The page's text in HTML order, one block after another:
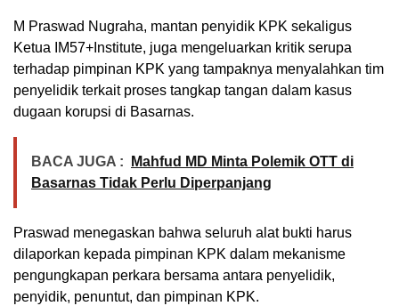
M Praswad Nugraha, mantan penyidik KPK sekaligus
Ketua IM57+Institute, juga mengeluarkan kritik serupa
terhadap pimpinan KPK yang tampaknya menyalahkan tim
penyelidik terkait proses tangkap tangan dalam kasus
dugaan korupsi di Basarnas.
BACA JUGA :
Mahfud MD Minta Polemik OTT di
Basarnas Tidak Perlu Diperpanjang
Praswad menegaskan bahwa seluruh alat bukti harus
dilaporkan kepada pimpinan KPK dalam mekanisme
pengungkapan perkara bersama antara penyelidik,
penyidik, penuntut, dan pimpinan KPK.